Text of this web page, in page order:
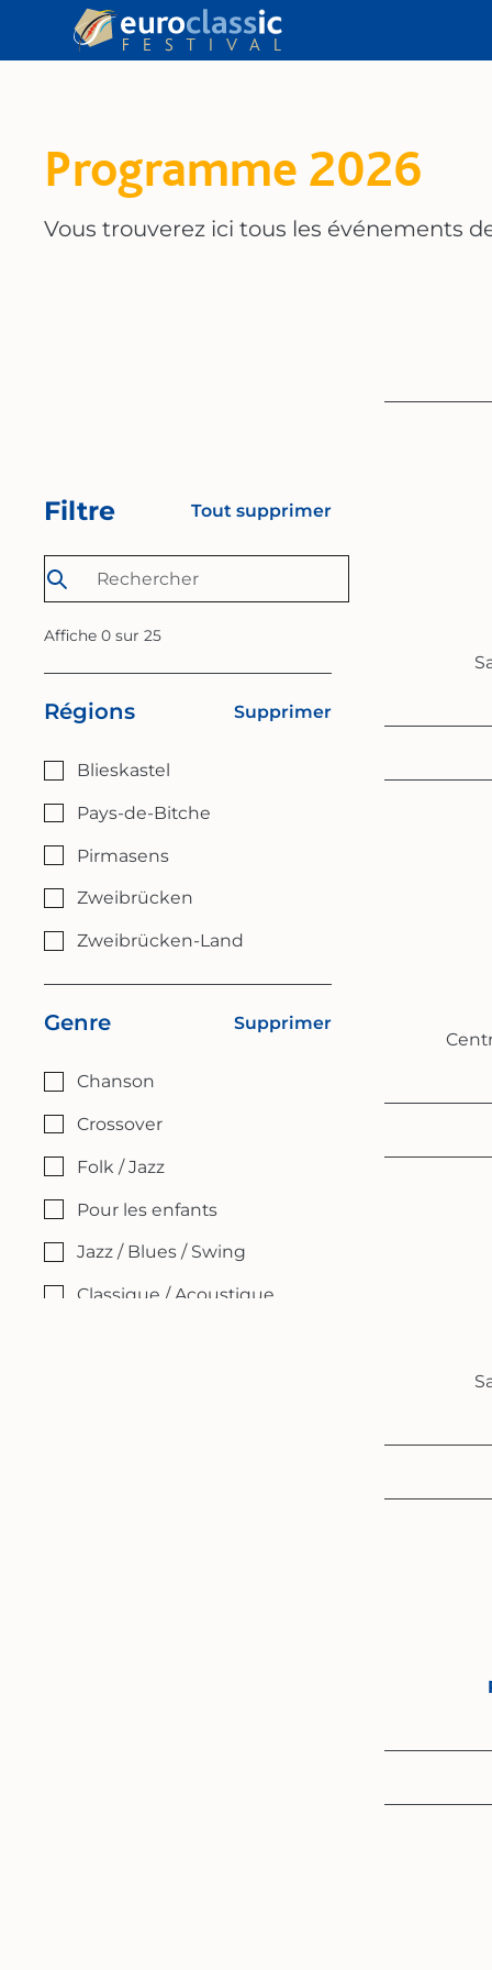
Programme 2026
Vous trouverez ici tous les événements
Filtre Tout supprimer
Affiche 0sur 25
Régions Supprimer
Blieskastel
Pays-de-Bitche
Pirmasens
Zweibrücken
Zweibrücken-Land
Genre Supprimer
Chanson
Crossover
Folk / Jazz
Pour les enfants
Jazz / Blues / Swing
Classique / Acoustique